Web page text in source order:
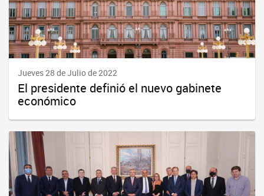
Jueves 28 de Julio de 2022
El presidente definió el nuevo gabinete
económico